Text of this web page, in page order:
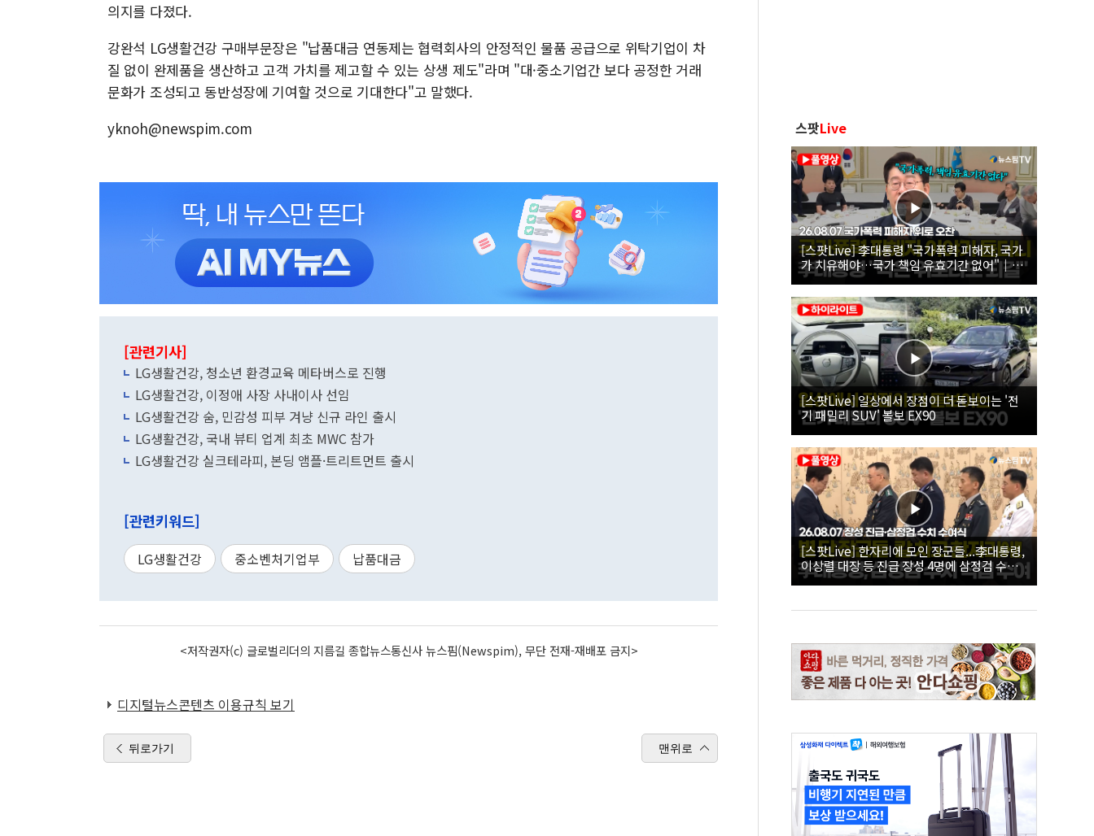
의지를 다졌다.
강완석 LG생활건강 구매부문장은 "납품대금 연동제는 협력회사의 안정적인 물품 공급으로 위탁기업이 차
질 없이 완제품을 생산하고 고객 가치를 제고할 수 있는 상생 제도"라며 "대·중소기업간 보다 공정한 거래
문화가 조성되고 동반성장에 기여할 것으로 기대한다"고 말했다.
yknoh@newspim.com
[관련기사]
LG생활건강, 청소년 환경교육 메타버스로 진행
LG생활건강, 이정애 사장 사내이사 선임
LG생활건강 숨, 민감성 피부 겨냥 신규 라인 출시
LG생활건강, 국내 뷰티 업계 최초 MWC 참가
LG생활건강 실크테라피, 본딩 앰플·트리트먼트 출시
[관련키워드]
LG생활건강 중소벤처기업부 납품대금
<저작권자(c) 글로벌리더의 지름길 종합뉴스통신사 뉴스핌(Newspim), 무단 전재-재배포 금지>
디지털뉴스콘텐츠 이용규칙 보기
뒤로가기 맨위로
스팟Live
[스팟Live] 李대통령 "국가폭력 피해자, 국가
가 치유해야…국가 책임 유효기간 없어"｜
26.08.07 국가폭력 피해자 위로 오찬
[스팟Live] 일상에서 장점이 더 돋보이는 '전
기 패밀리 SUV' 볼보 EX90
[스팟Live] 한자리에 모인 장군들...李대통령,
이상렬 대장 등 진급 장성 4명에 삼정검 수치
직접 수여｜26.08.07 장성 진급·삼정검 수치